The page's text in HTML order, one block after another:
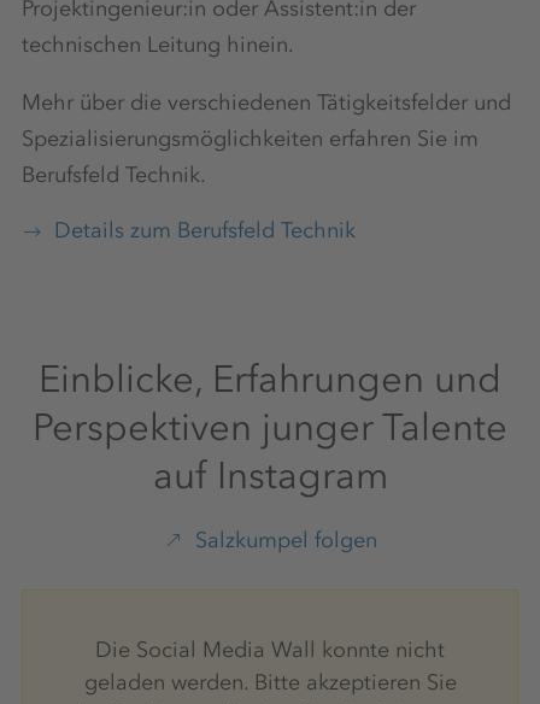
Projektingenieur:in oder Assistent:in der
technischen Leitung hinein.
Mehr über die verschiedenen Tätigkeitsfelder und
Spezialisierungsmöglichkeiten erfahren Sie im
Berufsfeld Technik.
Details zum Berufsfeld Technik
Einblicke, Erfahrungen und
Perspektiven junger Talente
auf Instagram
Salzkumpel folgen
Die Social Media Wall konnte nicht
geladen werden. Bitte akzeptieren Sie